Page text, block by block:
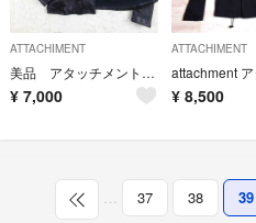
ATTACHIMENT
美品 アタッチメント 羊革 立ち襟 ダブルライダース レザージャケット 1 黒
¥ 7,000
ATTACHIMENT
¥ 8,500
… 37 38 39